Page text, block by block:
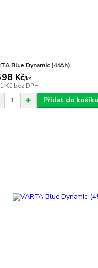
Blue Dynamic (44Ah)
Kč/ks
Kč bez DPH
Přidat do košíku